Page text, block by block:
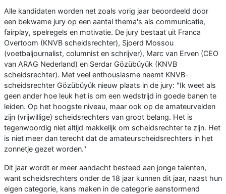
Alle kandidaten worden net zoals vorig jaar beoordeeld door
een bekwame jury op een aantal thema's als communicatie,
fairplay, spelregels en motivatie. De jury bestaat uit Franca
Overtoom (KNVB scheidsrechter), Sjoerd Mossou
(voetbaljournalist, columnist en schrijver), Marc van Erven (CEO
van ARAG Nederland) en Serdar Gözübüyük (KNVB
scheidsrechter). Met veel enthousiasme neemt KNVB-
scheidsrechter Gözübüyük nieuw plaats in de jury: "Ik weet als
geen ander hoe leuk het is om een wedstrijd in goede banen te
leiden. Op het hoogste niveau, maar ook op de amateurvelden
zijn (vrijwillige) scheidsrechters van groot belang. Het is
tegenwoordig niet altijd makkelijk om scheidsrechter te zijn. Het
is niet meer dan terecht dat de amateurscheidsrechters in het
zonnetje gezet worden."
Dit jaar wordt er meer aandacht besteed aan jonge talenten,
want scheidsrechters onder de 18 jaar kunnen dit jaar, naast hun
eigen categorie, kans maken in de categorie aanstormend